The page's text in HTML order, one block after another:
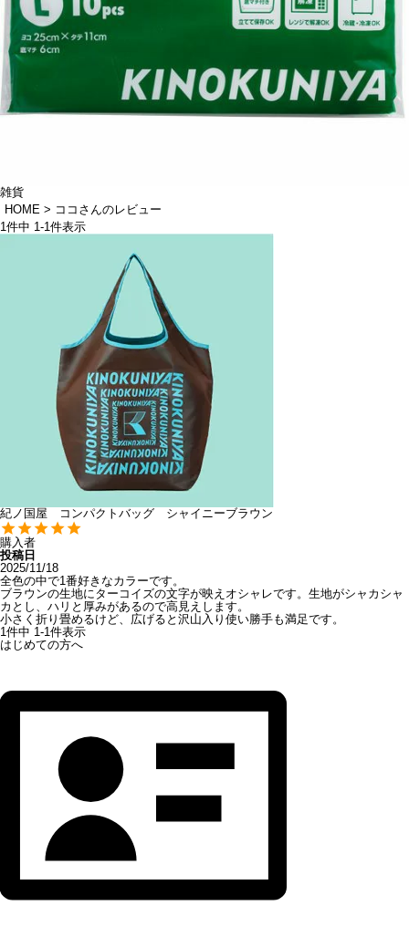
雑貨
HOME
ココさんのレビュー
1件中 1-1件表示
紀ノ国屋 コンパクトバッグ シャイニーブラウン
購入者
投稿日
2025/11/18
全色の中で1番好きなカラーです。
ブラウンの生地にターコイズの文字が映えオシャレです。生地がシャカシャ
カとし、ハリと厚みがあるので高見えします。
小さく折り畳めるけど、広げると沢山入り使い勝手も満足です。
1件中 1-1件表示
はじめての方へ